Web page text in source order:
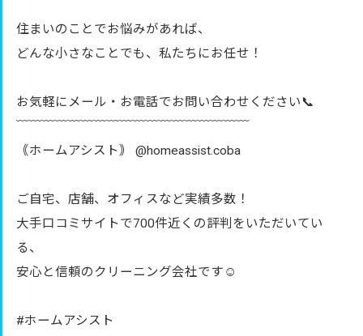
住まいのことでお悩みがあれば、
どんな小さなことでも、私たちにお任せ！
お気軽にメール・お電話でお問い合わせください📞
﹋﹋﹋﹋﹋﹋﹋﹋﹋﹋﹋﹋﹋﹋﹋﹋﹋﹋
｟ホームアシスト｠ @homeassist.coba
ご自宅、店舗、オフィスなど実績多数！
大手口コミサイトで700件近くの評判をいただいてい
る、
安心と信頼のクリーニング会社です☺️
#ホームアシスト